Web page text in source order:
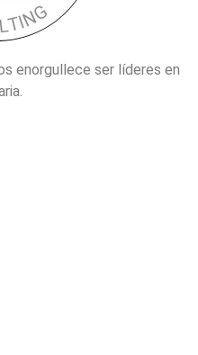
enorgullece ser líderes en